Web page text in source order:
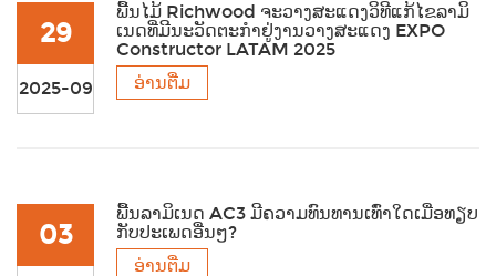
29
2025-09
ພື້ນໄມ້ Richwood ຈະວາງສະແດງວິທີແກ້ໄຂລາມິ
ເນດທີ່ມີນະວັດຕະກໍາຢູ່ງານວາງສະແດງ EXPO
Constructor LATAM 2025
ອ່ານຕື່ມ
03
ພື້ນລາມິເນດ AC3 ມີຄວາມທົນທານເທົ່າໃດເມື່ອທຽບ
ກັບປະເພດອື່ນໆ?
ອ່ານຕື່ມ